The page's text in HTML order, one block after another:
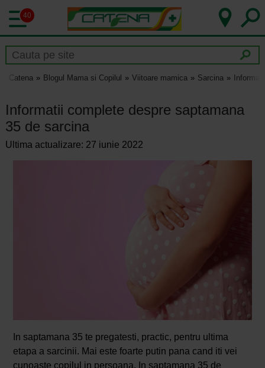
40
Catena Blogul Mama si Copilul Viitoare mamica Sarcina
Informatii complete despre saptamana
35 de sarcina
Ultima actualizare: 27 iunie 2022
In saptamana 35 te pregatesti, practic, pentru ultima
etapa a sarcinii. Mai este foarte putin pana cand iti vei
cunoaste copilul in persoana. In saptamana 35 de